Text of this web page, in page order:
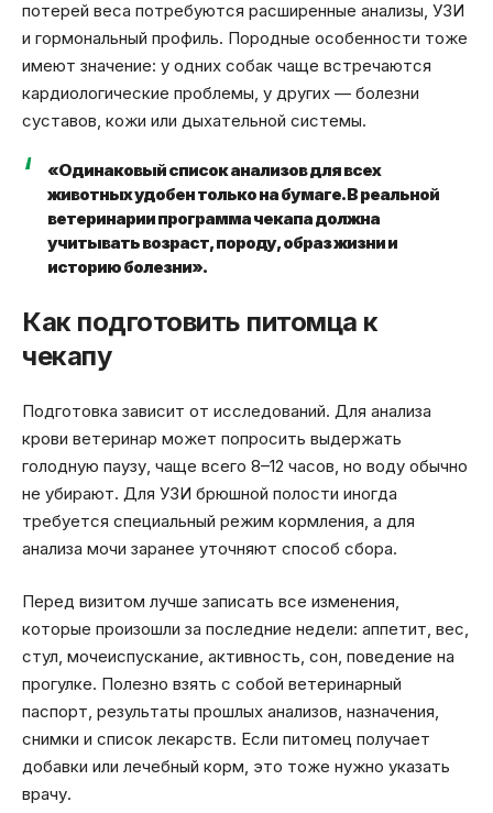
потерей веса потребуются расширенные анализы, УЗИ
и гормональный профиль. Породные особенности тоже
имеют значение: у одних собак чаще встречаются
кардиологические проблемы, у других — болезни
суставов, кожи или дыхательной системы.
«Одинаковый список анализов для всех
животных удобен только на бумаге. В реальной
ветеринарии программа чекапа должна
учитывать возраст, породу, образ жизни и
историю болезни».
Как подготовить питомца к
чекапу
Подготовка зависит от исследований. Для анализа
крови ветеринар может попросить выдержать
голодную паузу, чаще всего 8–12 часов, но воду обычно
не убирают. Для УЗИ брюшной полости иногда
требуется специальный режим кормления, а для
анализа мочи заранее уточняют способ сбора.
Перед визитом лучше записать все изменения,
которые произошли за последние недели: аппетит, вес,
стул, мочеиспускание, активность, сон, поведение на
прогулке. Полезно взять с собой ветеринарный
паспорт, результаты прошлых анализов, назначения,
снимки и список лекарств. Если питомец получает
добавки или лечебный корм, это тоже нужно указать
врачу.